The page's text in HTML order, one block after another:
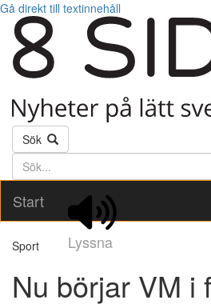
Gå direkt till textinnehåll
Sök
Söktext
Start
Lyssna
Sport
Nu börjar VM i